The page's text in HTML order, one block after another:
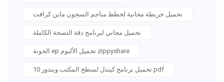
تحميل خريطة مجانية لخطط مناجم السجون ماين كرافت
تحميل مجاني لبرنامج دقة النسخة الكاملة
الخونة ep تحميل الألبوم zippyshare
تحميل برنامج كيندل لسطح المكتب ويندوز 10 pdf